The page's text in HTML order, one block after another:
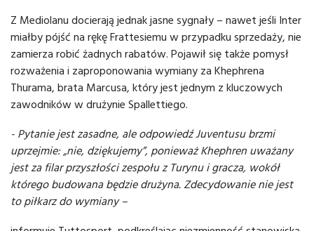
Z Mediolanu docierają jednak jasne sygnały – nawet jeśli Inter
miałby pójść na rękę Frattesiemu w przypadku sprzedaży, nie
zamierza robić żadnych rabatów. Pojawił się także pomysł
rozważenia i zaproponowania wymiany za Khephrena
Thurama, brata Marcusa, który jest jednym z kluczowych
zawodników w drużynie Spallettiego.
- Pytanie jest zasadne, ale odpowiedź Juventusu brzmi
uprzejmie: „nie, dziękujemy”, ponieważ Khephren uważany
jest za filar przyszłości zespołu z Turynu i gracza, wokół
którego budowana będzie drużyna. Zdecydowanie nie jest
to piłkarz do wymiany –